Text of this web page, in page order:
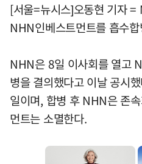
[서울=뉴시스]오동현 기자
NHN인베스트먼트를 흡수
NHN은 8일 이사회를 열고
병을 결의했다고 이날 공시
일이며, 합병 후 NHN은 존
먼트는 소멸한다.